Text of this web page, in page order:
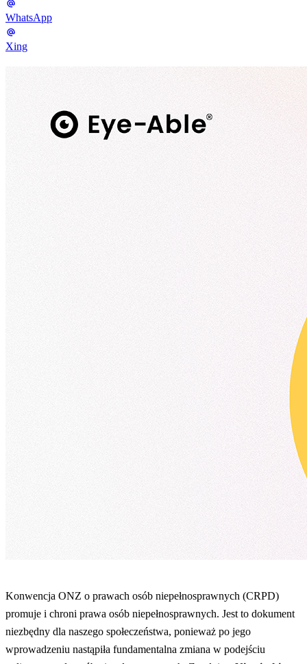
WhatsApp
Xing
Konwencja ONZ o prawach osób niepełnosprawnych (CRPD)
promuje i chroni prawa osób niepełnosprawnych. Jest to dokument
niezbędny dla naszego społeczeństwa, ponieważ po jego
wprowadzeniu nastąpiła fundamentalna zmiana w podejściu